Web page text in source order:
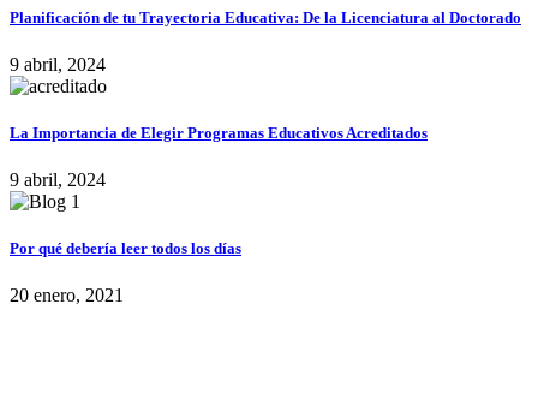
Planificación de tu Trayectoria Educativa: De la Licenciatura al Doctorado
9 abril, 2024
La Importancia de Elegir Programas Educativos Acreditados
9 abril, 2024
Por qué debería leer todos los días
20 enero, 2021